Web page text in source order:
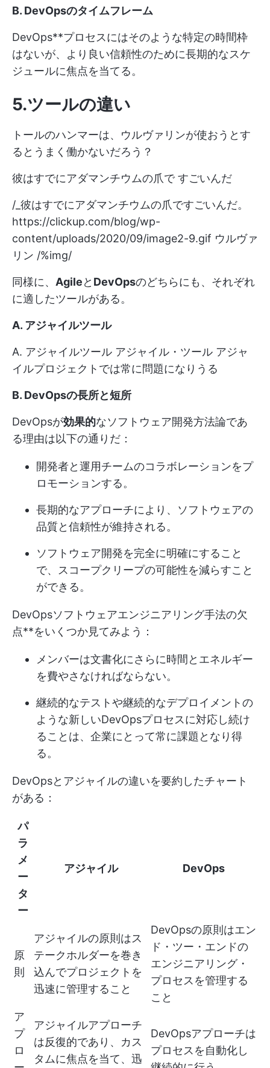
B. DevOpsのタイムフレーム
DevOps**プロセスにはそのような特定の時間枠
はないが、より良い信頼性のために長期的なスケ
ジュールに焦点を当てる。
5.ツールの違い
トールのハンマーは、ウルヴァリンが使おうとす
るとうまく働かないだろう？
彼はすでにアダマンチウムの爪で すごいんだ
/_彼はすでにアダマンチウムの爪ですごいんだ。
https://clickup.com/blog/wp-
content/uploads/2020/09/image2-9.gif ウルヴァ
リン /%img/
同様に、 Agileと DevOpsのどちらにも、それぞれ
に適したツールがある。
A. アジャイルツール
A. アジャイルツール アジャイル・ツール アジャ
イルプロジェクトでは常に問題になりうる
B. DevOpsの長所と短所
DevOpsが効果的なソフトウェア開発方法論であ
る理由は以下の通りだ：
開発者と運用チームのコラボレーションをプ
ロモーションする。
長期的なアプローチにより、ソフトウェアの
品質と信頼性が維持される。
ソフトウェア開発を完全に明確にすること
で、スコープクリープの可能性を減らすこと
ができる。
DevOpsソフトウェアエンジニアリング手法の欠
点**をいくつか見てみよう：
メンバーは文書化にさらに時間とエネルギー
を費やさなければならない。
継続的なテストや継続的なデプロイメントの
ような新しいDevOpsプロセスに対応し続け
ることは、企業にとって常に課題となり得
る。
DevOpsとアジャイルの違いを要約したチャート
がある：
パ
ラ
メ
ー
タ
ー
アジャイル DevOps
原
則
アジャイルの原則はス
テークホルダーを巻き
込んでプロジェクトを
迅速に管理すること
DevOpsの原則はエン
ド・ツー・エンドの
エンジニアリング・
プロセスを管理する
こと
ア
プ
ロ
アジャイルアプローチ
は反復的であり、カス
タムに焦点を当て、迅
DevOpsアプローチは
プロセスを自動化し